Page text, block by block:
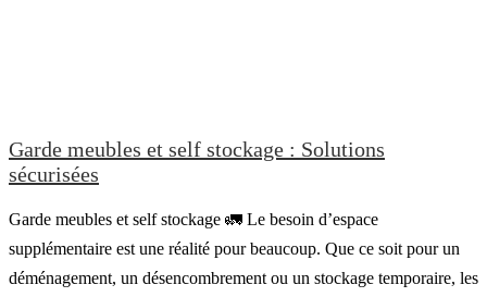
Garde meubles et self stockage : Solutions
sécurisées
Garde meubles et self stockage 🚛 Le besoin d’espace
supplémentaire est une réalité pour beaucoup. Que ce soit pour un
déménagement, un désencombrement ou un stockage temporaire, les